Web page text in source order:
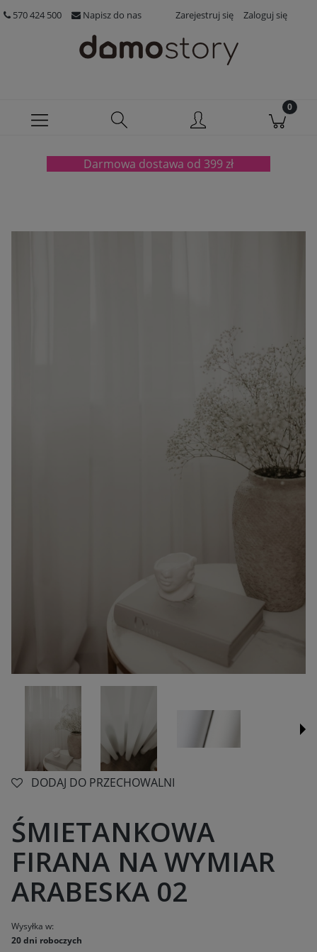
570 424 500 Napisz do nas Zarejestruj się Zaloguj się
Darmowa dostawa od 399 zł
DODAJ DO PRZECHOWALNI
ŚMIETANKOWA
FIRANA NA WYMIAR
ARABESKA 02
Wysyłka w:
20 dni roboczych